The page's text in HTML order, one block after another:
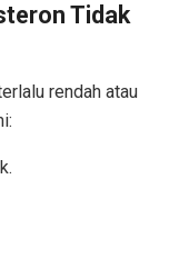
Tidak
rendah atau